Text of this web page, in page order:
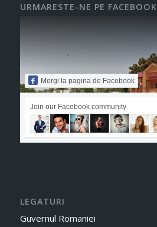
URMARESTE-NE PE FACEBOOK
Mergi la pagina de Facebook
Join our Facebook community
LEGATURI
Guvernul Romaniei